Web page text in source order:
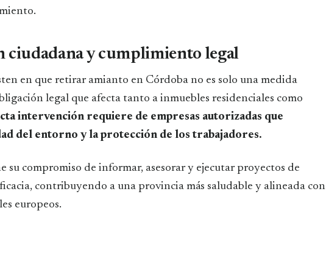
ciudadana y cumplimiento legal
en que retirar amianto en Córdoba no es solo una medida
legal que afecta tanto a inmuebles residenciales como
intervención requiere de empresas autorizadas que
del entorno y la protección de los trabajadores.
su compromiso de informar, asesorar y ejecutar proyectos de
contribuyendo a una provincia más saludable y alineada con
europeos.